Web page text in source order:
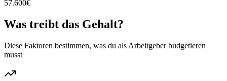
57.600€
Was treibt das Gehalt?
Diese Faktoren bestimmen, was du als Arbeitgeber budgetieren
musst